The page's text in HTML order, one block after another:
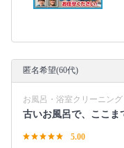
匿名希望(60代)
お風呂・浴室クリーニング
古いお風呂で、ここま
5.00